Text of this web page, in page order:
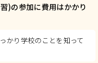
)の参加に費用はかかり
かり学校のことを知って